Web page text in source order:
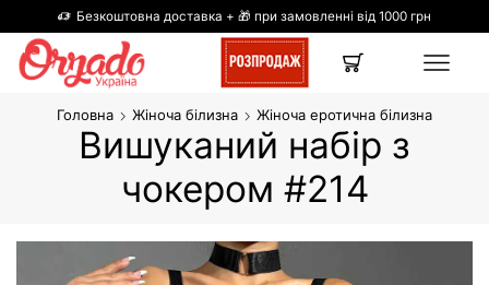
Безкоштовна доставка + 🎁 при замовленні від 1000 грн
Головна Жіноча білизна Жіноча еротична білизна
Вишуканий набір з
чокером #214